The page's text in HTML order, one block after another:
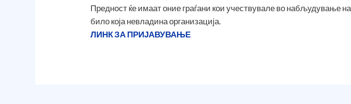
Предност ќе имаат оние граѓани кои учествувале во набљудување
било која невладина организација.
ЛИНК ЗА ПРИЈАВУВАЊЕ